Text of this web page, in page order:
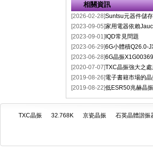
相關資訊
[2026-02-28]Suntsu元器件儲
[2023-09-05]家用電器依賴
[2023-09-01] IQD常見問題
[2023-06-29]6G小體積Q26.0-
[2023-06-28]6G晶振
[2020-07-07]TXC晶振強大之
[2019-08-26]電子書籍市場的
[2019-08-22]低ESR50兆赫晶
TXC晶振 32.768K 京瓷晶振 石英晶體諧振